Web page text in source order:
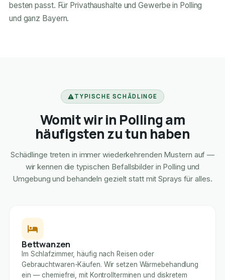
besten passt. Für Privathaushalte und Gewerbe in Polling
und ganz Bayern.
TYPISCHE SCHÄDLINGE
Womit wir in Polling am
häufigsten zu tun haben
Schädlinge treten in immer wiederkehrenden Mustern auf —
wir kennen die typischen Befallsbilder in Polling und
Umgebung und behandeln gezielt statt mit Sprays für alles.
Bettwanzen
Im Schlafzimmer, häufig nach Reisen oder
Gebrauchtwaren-Käufen. Wir setzen Wärmebehandlung
ein — chemiefrei, mit Kontrollterminen und diskretem